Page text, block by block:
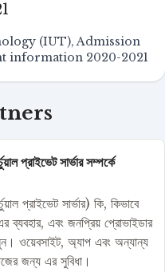
(IUT), Admission
information 2020-2021
প্রাইভেট সার্ভার সম্পর্কে
প্রাইভেট সার্ভার) কি, কিভাবে
ব্যবহার, এবং জনপ্রিয় প্রোভাইডার
ওয়েবসাইট, অ্যাপ এবং অন্যান্য
জন্য এর সুবিধা।